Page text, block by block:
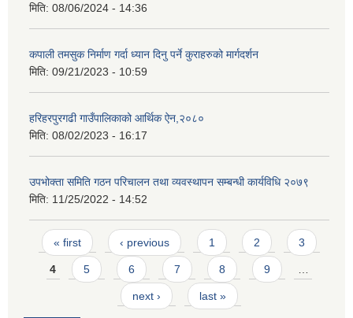
मिति: 08/06/2024 - 14:36
कपाली तमसुक निर्माण गर्दा ध्यान दिनु पर्ने कुराहरुको मार्गदर्शन
मिति: 09/21/2023 - 10:59
हरिहरपुरगढी गाउँपालिकाको आर्थिक ऐन,२०८०
मिति: 08/02/2023 - 16:17
उपभोक्ता समिति गठन परिचालन तथा व्यवस्थापन सम्बन्धी कार्यविधि २०७९
मिति: 11/25/2022 - 14:52
Pages
« first ‹ previous 1 2 3
4 5 6 7 8 9
next › last »